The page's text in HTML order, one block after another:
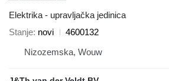
Elektrika - upravljačka jedinica
Stanje novi
4600132
Nizozemska, Wouw